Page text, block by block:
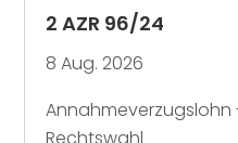
2 AZR 96/24
8 Aug. 2026
Rechtswahl